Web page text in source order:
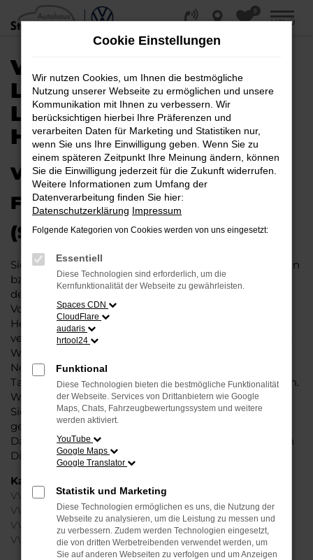
Zum
Hauptinhalt
0
MENÜ
VW GOLF KAUFEN,
LEASEN, FINANZIEREN |
LIEFERSERVICE NACH
HALLE (SAALE)
VW GOLF – IHR PERFEKTES
FAHRZEUG FÜR HALLE
(SAALE)
Sie möchten in Halle (Saale) und Umgebung mobil sein
bzw. mobil bleiben. Unser Vorschlag ist ein VW Golf,
denn dieses Fahrzeug vereint eine ganze Reihe an
Vorzügen. Da ist zunächst einmal die Tradition des
Herstellers. Ein VW Golf für Halle (Saale) ist perfekt
verarbeitet und auf Langlebigkeit ausgelegt. Auf diese
Weise können Sie unbedenklich sowohl einen
Neuwagen als auch einen Gebrauchten, sowohl eine
Tageszulassung als auch einen Jahreswagen erwerben.
Wenn Sie sich für Steinböhmer entscheiden, erhalten
Sie einen erheblichen Nachlass bzw. Rabatt und
genießen zudem einen außergewöhnlichen Service.
Das beginnt bei der Beratung und setzt sich mit vielen
Dienstleistungen unserer Meisterwerkstatt fort.
Kategorie
VW Golf Gebrauchtwagen Halle (Saale)
VW Golf Halle (Saale)
VW Golf Jahreswagen Halle (Saale)
VW Golf Neuwagen Halle (Saale)
Cookie Einstellungen
Wir nutzen Cookies, um Ihnen die bestmögliche
Nutzung unserer Webseite zu ermöglichen und unsere
Kommunikation mit Ihnen zu verbessern. Wir
berücksichtigen hierbei Ihre Präferenzen und
verarbeiten Daten für Marketing und Statistiken nur,
wenn Sie uns Ihre Einwilligung geben. Wenn Sie zu
einem späteren Zeitpunkt Ihre Meinung ändern, können
Sie die Einwilligung jederzeit für die Zukunft widerrufen.
Weitere Informationen zum Umfang der
Datenverarbeitung finden Sie hier:
Datenschutzerklärung Impressum
Folgende Kategorien von Cookies werden von uns eingesetzt:
Essentiell
Diese Technologien sind erforderlich, um die
Kernfunktionalität der Webseite zu gewährleisten.
Spaces CDN
CloudFlare
audaris
hrtool24
Funktional
Diese Technologien bieten die bestmögliche Funktionalität
der Webseite. Services von Drittanbietern wie Google
Maps, Chats, Fahrzeugbewertungssystem und weitere
werden aktiviert.
YouTube
Google Maps
Google Translator
Statistik und Marketing
Diese Technologien ermöglichen es uns, die Nutzung der
Webseite zu analysieren, um die Leistung zu messen und
zu verbessern. Zudem werden Technologien eingesetzt,
die von dritten Werbetreibenden verwendet werden, um
Sie auf anderen Webseiten zu verfolgen und um Anzeigen